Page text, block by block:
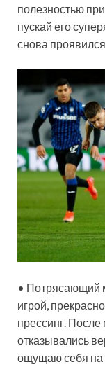
полезностью
пускай его
снова проявился.
• Потрясающий
игрой,
прессинг.
отказывались
ощущаю себя на